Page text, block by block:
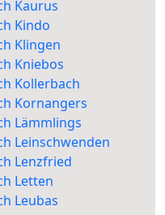
Kaurus
Kindo
Klingen
Kniebos
Kollerbach
Kornangers
Lämmlings
Leinschwenden
Lenzfried
Letten
Leubas